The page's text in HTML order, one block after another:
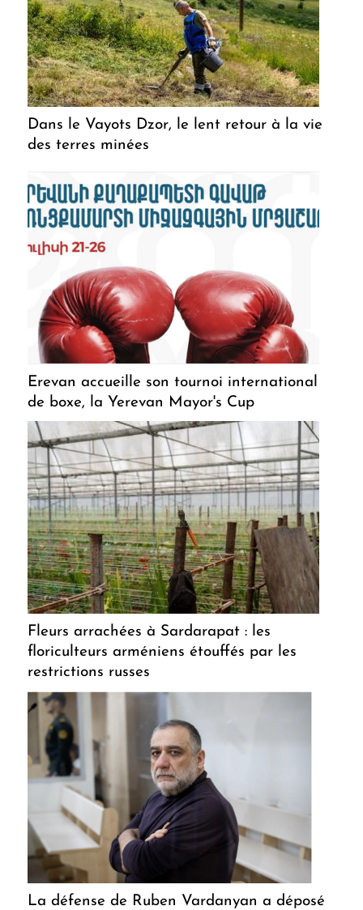
Dans le Vayots Dzor, le lent retour à la vie
des terres minées
Erevan accueille son tournoi international
de boxe, la Yerevan Mayor's Cup
Fleurs arrachées à Sardarapat : les
floriculteurs arméniens étouffés par les
restrictions russes
La défense de Ruben Vardanyan a déposé